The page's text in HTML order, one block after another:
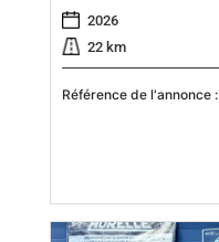
2026
22 km
Référence de l'annonce :